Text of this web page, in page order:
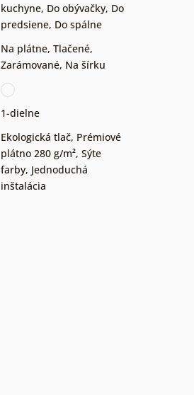
kuchyne, Do obývačky, Do
predsiene, Do spálne
Na plátne, Tlačené,
Zarámované, Na šírku
1-dielne
Ekologická tlač, Prémiové
plátno 280 g/m², Sýte
farby, Jednoduchá
inštalácia